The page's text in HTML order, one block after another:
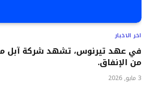
اخر الاخبار
في عهد تيرنوس، تشهد شركة آبل
من الإنفاق.
3 مايو, 2026